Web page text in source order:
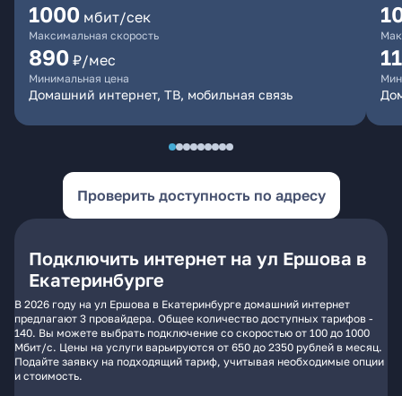
1000 мбит/сек
Максимальная скорость
890 ₽/мес
Минимальная цена
Домашний интернет, ТВ, мобильная связь
Проверить доступность по адресу
Подключить интернет на ул Ершова в
Екатеринбурге
В 2026 году на ул Ершова в Екатеринбурге домашний интернет
предлагают 3 провайдера. Общее количество доступных тарифов -
140. Вы можете выбрать подключение со скоростью от 100 до 1000
Мбит/с. Цены на услуги варьируются от 650 до 2350 рублей в месяц.
Подайте заявку на подходящий тариф, учитывая необходимые опции
и стоимость.